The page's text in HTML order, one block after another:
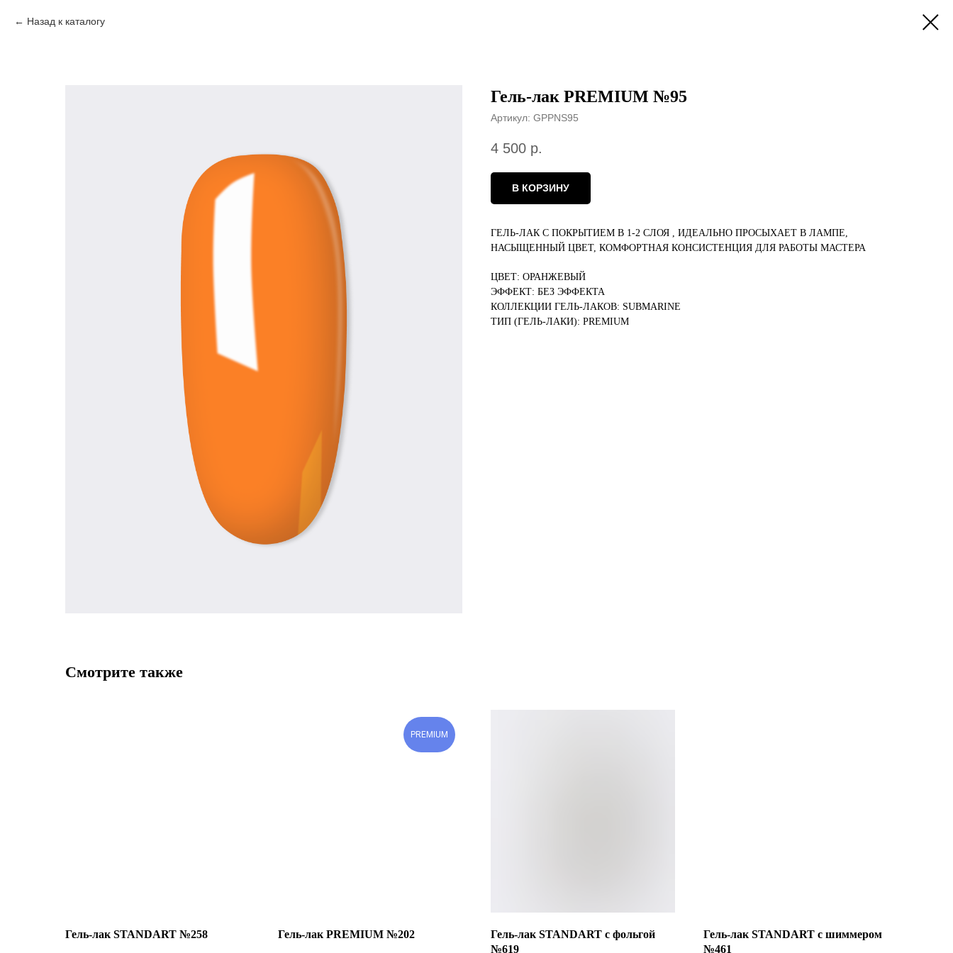
Назад к каталогу
Гель-лак PREMIUM №95
Артикул: GPPNS95
4 500 р.
В КОРЗИНУ
ГЕЛЬ-ЛАК С ПОКРЫТИЕМ В 1-2 СЛОЯ , ИДЕАЛЬНО ПРОСЫХАЕТ В ЛАМПЕ,
НАСЫЩЕННЫЙ ЦВЕТ, КОМФОРТНАЯ КОНСИСТЕНЦИЯ ДЛЯ РАБОТЫ МАСТЕРА
ЦВЕТ: ОРАНЖЕВЫЙ
ЭФФЕКТ: БЕЗ ЭФФЕКТА
КОЛЛЕКЦИИ ГЕЛЬ-ЛАКОВ: SUBMARINE
ТИП (ГЕЛЬ-ЛАКИ): PREMIUM
Смотрите также
Гель-лак STANDART №258
PREMIUM
Гель-лак PREMIUM №202
Гель-лак STANDART с фольгой
№619
Гель-лак STANDART с шиммером
№461